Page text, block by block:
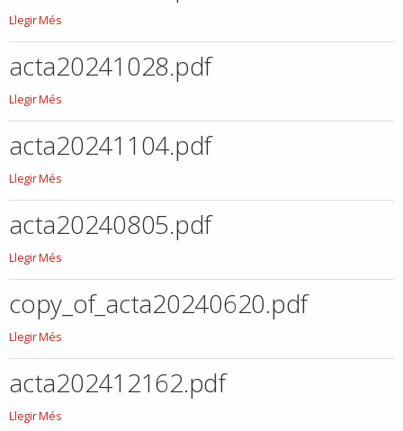
acta20240905.pdf
Llegir Més
acta20241028.pdf
acta20241028.pdf
Llegir Més
acta20241104.pdf
acta20241104.pdf
Llegir Més
acta20240805.pdf
acta20240805.pdf
Llegir Més
copy_of_acta20240620.pdf
copy_of_acta20240620.pdf
Llegir Més
acta202412162.pdf
acta202412162.pdf
Llegir Més